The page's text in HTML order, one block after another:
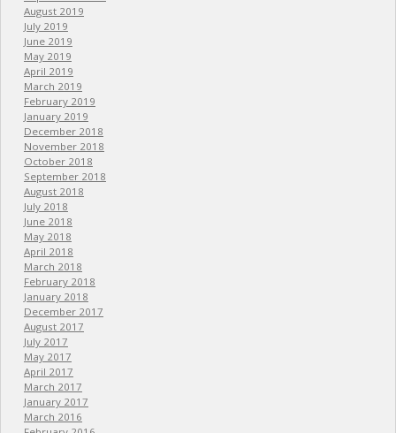
August 2019
July 2019
June 2019
May 2019
April 2019
March 2019
February 2019
January 2019
December 2018
November 2018
October 2018
September 2018
August 2018
July 2018
June 2018
May 2018
April 2018
March 2018
February 2018
January 2018
December 2017
August 2017
July 2017
May 2017
April 2017
March 2017
January 2017
March 2016